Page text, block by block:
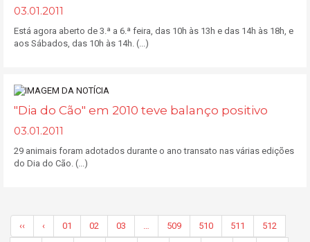
03.01.2011
Está agora aberto de 3.ª a 6.ª feira, das 10h às 13h e das 14h às 18h, e
aos Sábados, das 10h às 14h. (...)
"Dia do Cão" em 2010 teve balanço positivo
03.01.2011
29 animais foram adotados durante o ano transato nas várias edições
do Dia do Cão. (...)
‹‹ ‹ 01 02 03 … 509 510 511 512